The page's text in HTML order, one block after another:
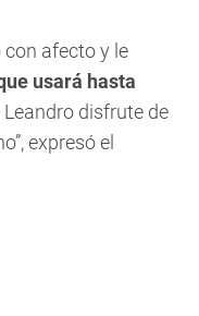
con afecto y le
usará hasta
Leandro disfrute de
expresó el